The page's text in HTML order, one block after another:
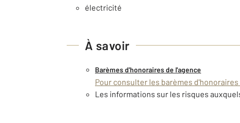
électricité
À savoir
Barèmes d'honoraires de l'agence
Pour consulter les barèmes
Les informations sur les risques